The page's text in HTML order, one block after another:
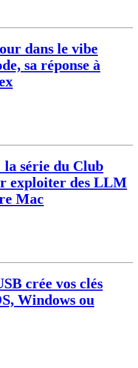
dans le vibe
sa réponse à
série du Club
exploiter des LLM
Mac
crée vos clés
Windows ou